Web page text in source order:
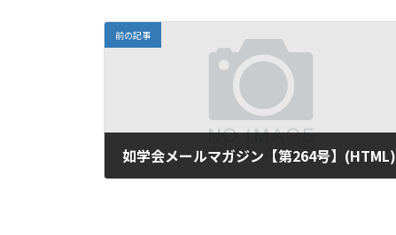
前の記事
如学会メールマガジン【第264号】(HTML)